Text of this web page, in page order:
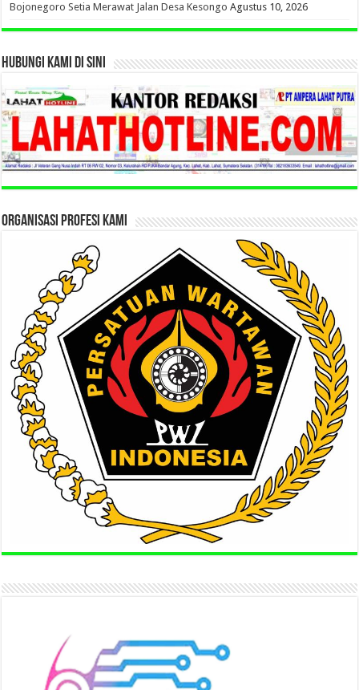
Bojonegoro Setia Merawat Jalan Desa Kesongo Agustus 10, 2026
HUBUNGI KAMI DI SINI
ORGANISASI PROFESI KAMI